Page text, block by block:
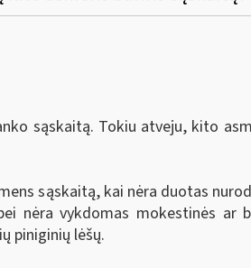
sąskaitą. Tokiu atveju, kito
sąskaitą, kai nėra duotas
nėra vykdomas mokestinės ar
piniginių lėšų.